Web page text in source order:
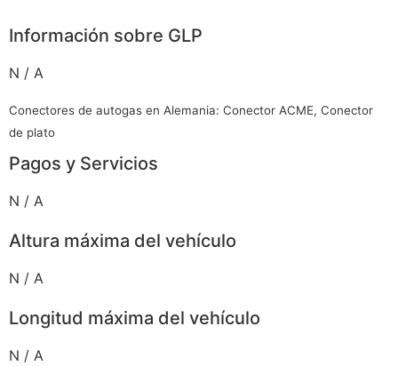
Información sobre GLP
N / A
Conectores de autogas en Alemania: Conector ACME, Conector
de plato
Pagos y Servicios
N / A
Altura máxima del vehículo
N / A
Longitud máxima del vehículo
N / A